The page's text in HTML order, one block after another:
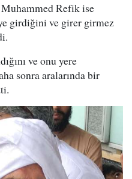
Muhammed Refik ise
girdiğini ve girer girmez
ve onu yere
sonra aralarında bir